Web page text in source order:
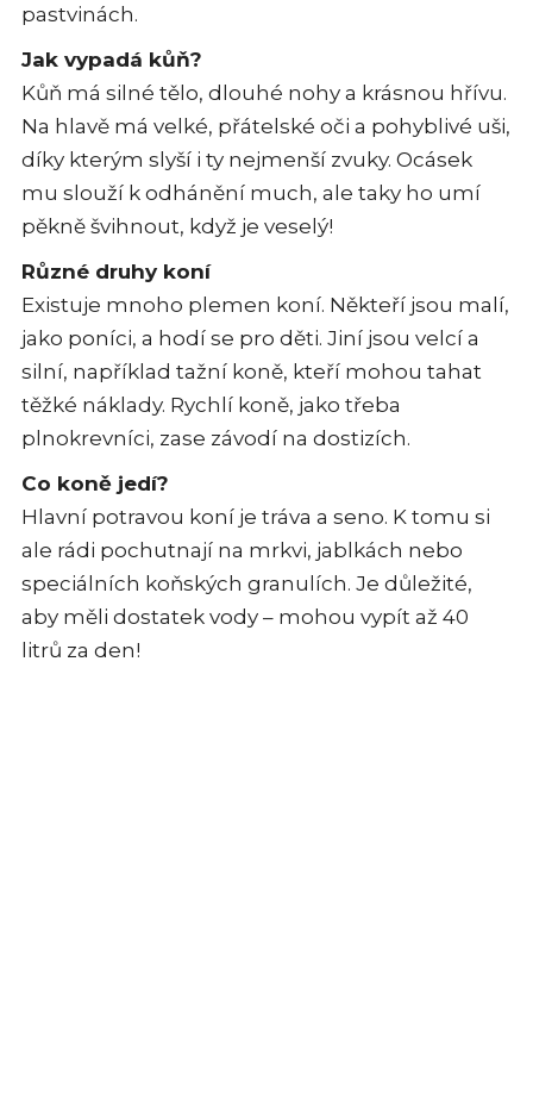
pastvinách.
Jak vypadá kůň?
Kůň má silné tělo, dlouhé nohy a krásnou hřívu.
Na hlavě má velké, přátelské oči a pohyblivé uši,
díky kterým slyší i ty nejmenší zvuky. Ocásek
mu slouží k odhánění much, ale taky ho umí
pěkně švihnout, když je veselý!
Různé druhy koní
Existuje mnoho plemen koní. Někteří jsou malí,
jako poníci, a hodí se pro děti. Jiní jsou velcí a
silní, například tažní koně, kteří mohou tahat
těžké náklady. Rychlí koně, jako třeba
plnokrevníci, zase závodí na dostizích.
Co koně jedí?
Hlavní potravou koní je tráva a seno. K tomu si
ale rádi pochutnají na mrkvi, jablkách nebo
speciálních koňských granulích. Je důležité,
aby měli dostatek vody – mohou vypít až 40
litrů za den!